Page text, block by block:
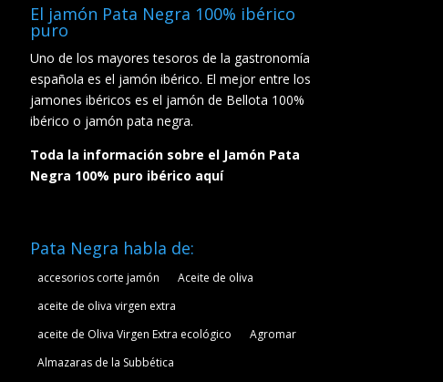
El jamón Pata Negra 100% ibérico
puro
Uno de los mayores tesoros de la gastronomía
española es el jamón ibérico. El mejor entre los
jamones ibéricos es el jamón de Bellota 100%
ibérico o jamón pata negra.
Toda la información sobre el Jamón Pata
Negra 100% puro ibérico aquí
Pata Negra habla de:
accesorios corte jamón
Aceite de oliva
aceite de oliva virgen extra
aceite de Oliva Virgen Extra ecológico
Agromar
Almazaras de la Subbética